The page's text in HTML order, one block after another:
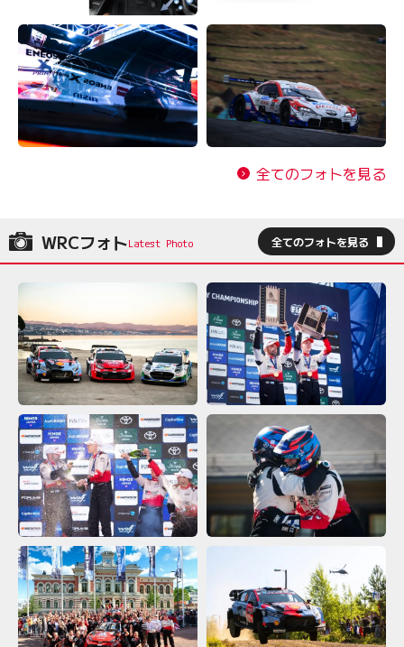
全てのフォトを見る
WRCフォト 全てのフォトを見る